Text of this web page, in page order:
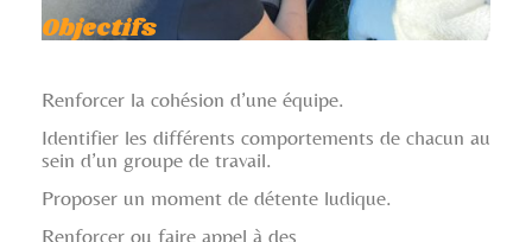
Objectifs
Renforcer la cohésion d’une équipe.
Identifier les différents comportements de chacun au
sein d’un groupe de travail.
Proposer un moment de détente ludique.
Renforcer ou faire appel à des